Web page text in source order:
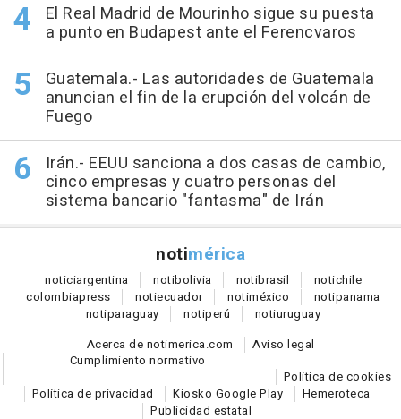
El Real Madrid de Mourinho sigue su puesta
a punto en Budapest ante el Ferencvaros
Guatemala.- Las autoridades de Guatemala
anuncian el fin de la erupción del volcán de
Fuego
Irán.- EEUU sanciona a dos casas de cambio,
cinco empresas y cuatro personas del
sistema bancario "fantasma" de Irán
notimérica
noticiargentina notibolivia notibrasil notichile
colombiapress notiecuador notiméxico notipanama
notiparaguay notiperú notiuruguay
Acerca de notimerica.com
Aviso legal
Cumplimiento normativo
Política de cookies
Política de privacidad
Kiosko Google Play
Hemeroteca
Publicidad estatal